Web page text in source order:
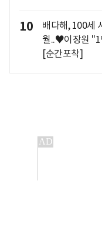
10
배다해, 100세
월..♥이장원 "1
[순간포착]